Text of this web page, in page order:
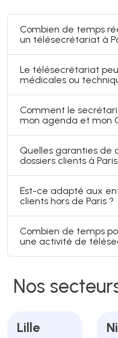
Combien de temps
un télésecrétariat à
Le télésecrétariat
médicales ou
Comment le
mon agenda et mon
Quelles garanties de
dossiers clients à
Est-ce adapté aux
clients hors de Paris ?
Combien de temps
une activité de
Nos
Lille